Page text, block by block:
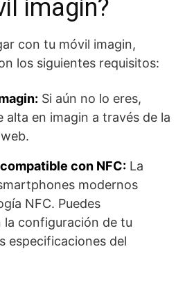
imagin?
con tu móvil imagin,
los siguientes requisitos:
Si aún no lo eres,
alta en imagin a través de la
con NFC: La
modernos
NFC. Puedes
la configuración de tu
especificaciones del